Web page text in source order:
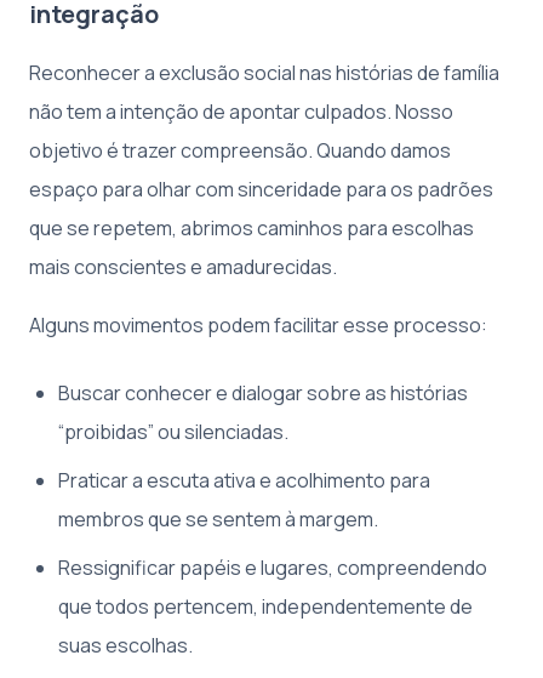
integração
Reconhecer a exclusão social nas histórias de família
não tem a intenção de apontar culpados. Nosso
objetivo é trazer compreensão. Quando damos
espaço para olhar com sinceridade para os padrões
que se repetem, abrimos caminhos para escolhas
mais conscientes e amadurecidas.
Alguns movimentos podem facilitar esse processo:
Buscar conhecer e dialogar sobre as histórias
“proibidas” ou silenciadas.
Praticar a escuta ativa e acolhimento para
membros que se sentem à margem.
Ressignificar papéis e lugares, compreendendo
que todos pertencem, independentemente de
suas escolhas.